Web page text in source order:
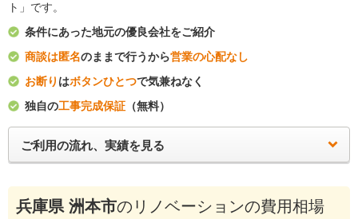
ト」です。
条件にあった地元の優良会社をご紹介
商談は匿名のままで行うから営業の心配なし
お断り はボタンひとつで気兼ねなく
独自の工事完成保証 （無料）
ご利用の流れ、実績を見る
兵庫県 洲本市のリノベーションの費用相場